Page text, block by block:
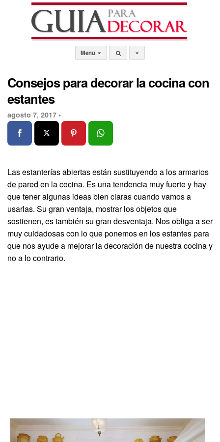
Menu
Consejos para decorar la cocina con
estantes
agosto 7, 2017 •
Las estanterías abiertas están sustituyendo a los armarios
de pared en la cocina. Es una tendencia muy fuerte y hay
que tener algunas ideas bien claras cuando vamos a
usarlas. Su gran ventaja, mostrar los objetos que
sostienen, es también su gran desventaja. Nos obliga a ser
muy cuidadosas con lo que ponemos en los estantes para
que nos ayude a mejorar la decoración de nuestra cocina y
no a lo contrario.